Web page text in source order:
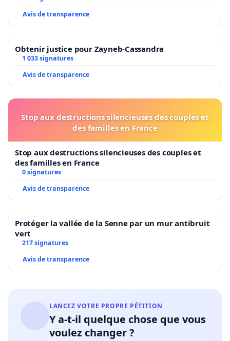
Avis de transparence
Obtenir justice pour Zayneb-Cassandra
1 033 signatures
Avis de transparence
Stop aux destructions silencieuses des couples et
des familles en France
Stop aux destructions silencieuses des couples et
des familles en France
0 signatures
Avis de transparence
Protéger la vallée de la Senne par un mur antibruit
vert
217 signatures
Avis de transparence
LANCEZ VOTRE PROPRE PÉTITION
Y a-t-il quelque chose que vous
voulez changer ?